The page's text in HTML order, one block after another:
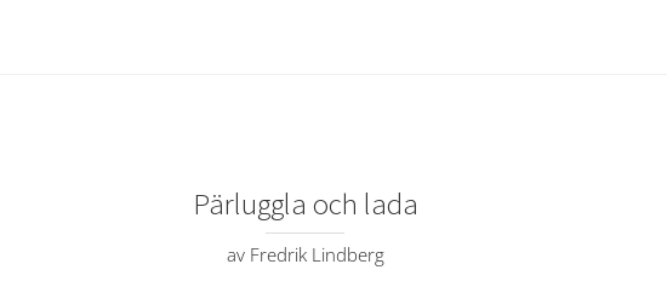
Pärluggla och lada
av Fredrik Lindberg